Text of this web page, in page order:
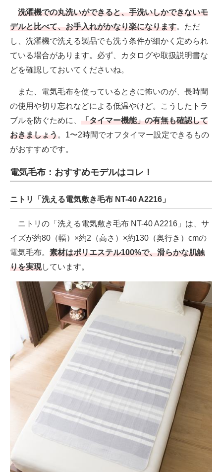
洗濯機での丸洗いができると、手洗いしかできないモ
デルと比べて、お手入れがかなり楽になります。ただ
し、洗濯機で洗える製品でも洗う条件が細かく定められ
ている場合があります。必ず、カタログや取扱説明書な
どを確認しておいてくださいね。
また、電気毛布を使っているときに怖いのが、長時間
の使用や切り忘れなどによる低温やけど。こうしたトラ
ブルを防ぐために、 「タイマー機能」の有無も確認して
おきましょう。1〜2時間でオフタイマー設定できるもの
がおすすめです。
電気毛布：おすすめモデルはコレ！
ニトリ「洗える電気敷き毛布 NT-40 A2216」
ニトリの「洗える電気敷き毛布 NT-40 A2216」は、サ
イズが約80（幅）×約2（高さ）×約130（奥行き）cmの
電気毛布。 素材はポリエステル100%で、滑らかな肌触
りを実現しています。